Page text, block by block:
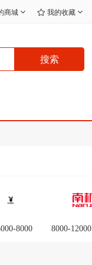
商城 我的收藏
搜索
8000 8000-12000